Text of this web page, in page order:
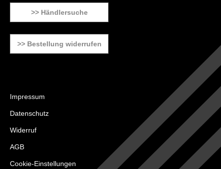
>> Händlersuche
>> Bestellung widerrufen
Impressum
Datenschutz
Widerruf
AGB
Cookie-Einstellungen